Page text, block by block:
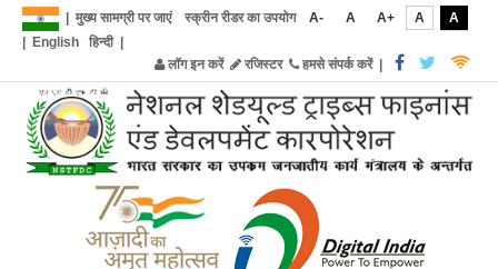
मुख्य सामग्री पर जाएं स्क्रीन रीडर का उपयोग A- A A+ A
A
English हिन्दी|
लॉग इन करें
रजिस्टर हमसे संपर्क करें|